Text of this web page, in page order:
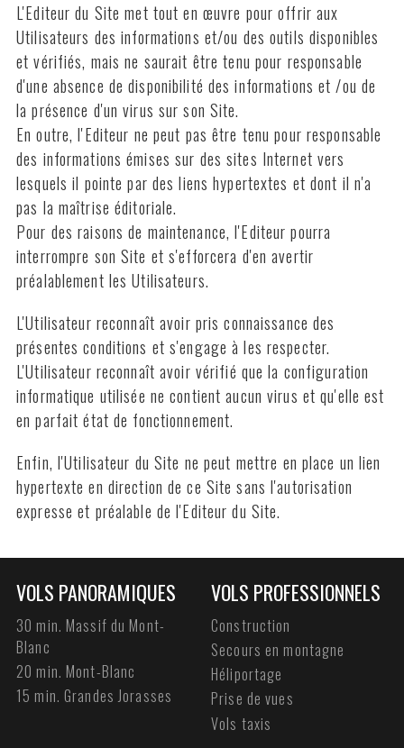
L'Editeur du Site met tout en œuvre pour offrir aux
Utilisateurs des informations et/ou des outils disponibles
et vérifiés, mais ne saurait être tenu pour responsable
d'une absence de disponibilité des informations et /ou de
la présence d'un virus sur son Site.
En outre, l'Editeur ne peut pas être tenu pour responsable
des informations émises sur des sites Internet vers
lesquels il pointe par des liens hypertextes et dont il n'a
pas la maîtrise éditoriale.
Pour des raisons de maintenance, l'Editeur pourra
interrompre son Site et s'efforcera d'en avertir
préalablement les Utilisateurs.
L'Utilisateur reconnaît avoir pris connaissance des
présentes conditions et s'engage à les respecter.
L'Utilisateur reconnaît avoir vérifié que la configuration
informatique utilisée ne contient aucun virus et qu'elle est
en parfait état de fonctionnement.
Enfin, l'Utilisateur du Site ne peut mettre en place un lien
hypertexte en direction de ce Site sans l'autorisation
expresse et préalable de l'Editeur du Site.
VOLS PANORAMIQUES
30 min. Massif du Mont-
Blanc
20 min. Mont-Blanc
15 min. Grandes Jorasses
VOLS PROFESSIONNELS
Construction
Secours en montagne
Héliportage
Prise de vues
Vols taxis